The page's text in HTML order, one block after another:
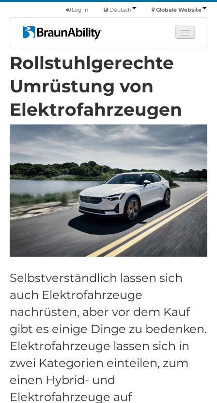
Globale Website
Deutsch
Log in
Fortbildung
Produkte
Nutzfahrzeuge
Über uns
Finde einen Händler
Rollstuhlgerechte
Umrüstung von
Elektrofahrzeugen
Selbstverständlich lassen sich
auch Elektrofahrzeuge
nachrüsten, aber vor dem Kauf
gibt es einige Dinge zu bedenken.
Elektrofahrzeuge lassen sich in
zwei Kategorien einteilen, zum
einen Hybrid- und
Elektrofahrzeuge auf